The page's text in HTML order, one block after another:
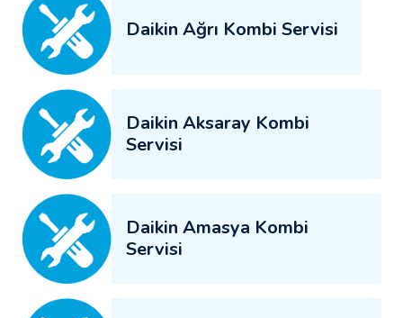
Daikin Ağrı Kombi Servisi
Daikin Aksaray Kombi
Servisi
Daikin Amasya Kombi
Servisi